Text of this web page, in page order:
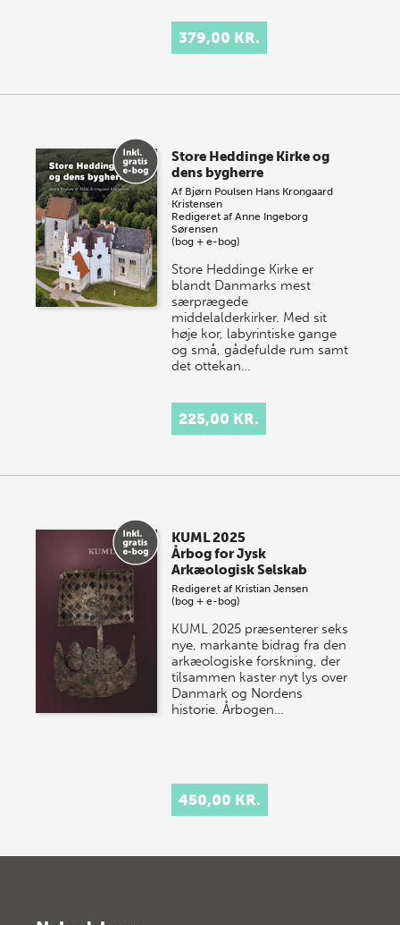
379,00 KR.
Store Heddinge Kirke og
dens bygherre
Af Bjørn Poulsen Hans Krongaard
Kristensen
Redigeret afAnne Ingeborg
Sørensen
(bog + e-bog)
Store Heddinge Kirke er
blandt Danmarks mest
særprægede
middelalderkirker. Med sit
høje kor, labyrintiske gange
og små, gådefulde rum samt
det ottekan…
225,00 KR.
KUML 2025
Årbog for Jysk
Arkæologisk Selskab
Redigeret af Kristian Jensen
(bog + e-bog)
KUML 2025 præsenterer seks
nye, markante bidrag fra den
arkæologiske forskning, der
tilsammen kaster nyt lys over
Danmark og Nordens
historie. Årbogen…
450,00 KR.